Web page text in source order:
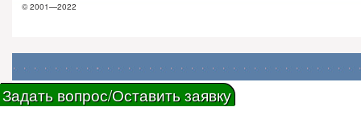
© 2001—2022
Задать вопрос/Оставить заявку